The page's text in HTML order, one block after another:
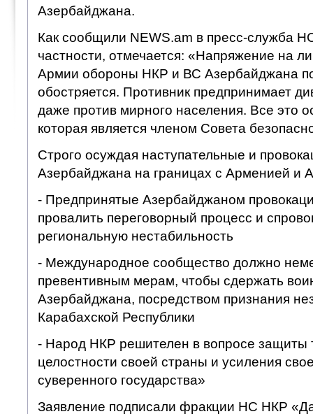
Азербайджана.
Как сообщили NEWS.am в пресс-служба
частности, отмечается: «Напряжение на
Армии обороны НКР и ВС Азербайджана
обостряется. Противник предпринимает
даже против мирного населения. Все это
которая является членом Совета
Строго осуждая наступательные и
Азербайджана на границах с Арменией и
- Предпринятые Азербайджаном
провалить переговорный процесс и
региональную нестабильность
- Международное сообщество должно
превентивным мерам, чтобы сдержать
Азербайджана, посредством признания
Карабахской Республики
- Народ НКР решителен в вопросе защиты
целостности своей страны и усиления
суверенного государства»
Заявление подписали фракции НС НКР